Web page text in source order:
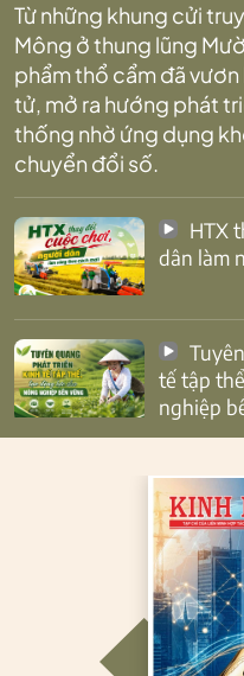
Từ những khung cửi
Mông ở thung lũng
phẩm thổ cẩm đã
tử, mở ra hướng phát
thống nhờ ứng dụng
chuyển đổi số.
dân làm
tế tập
nghiệp